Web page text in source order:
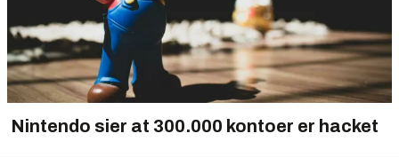
Nintendo sier at 300.000 kontoer er hacket